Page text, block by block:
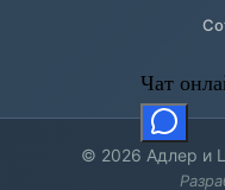
© 2026 Адлер и